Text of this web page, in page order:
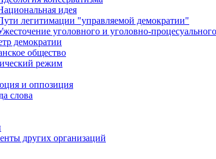
идея
легитимации "управляемой демократии"
уголовного и уголовно-процесуального
демократии
общество
режим
и оппозиция
слова
других организаций